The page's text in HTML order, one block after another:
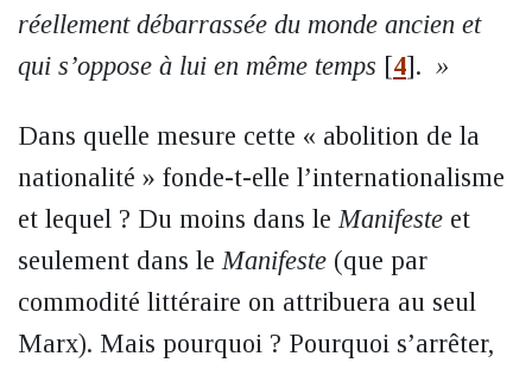
réellement débarrassée du monde ancien et
qui s’oppose à lui en même temps [4] . »
Dans quelle mesure cette « abolition de la
nationalité » fonde-t-elle l’internationalisme
et lequel ? Du moins dans leManifeste et
seulement dans leManifeste (que par
commodité littéraire on attribuera au seul
Marx). Mais pourquoi ? Pourquoi s’arrêter,